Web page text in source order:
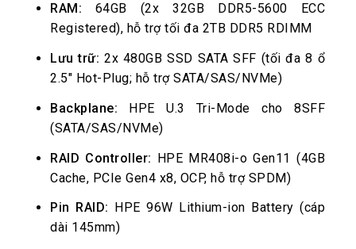
RAM: 64GB (2x 32GB DDR5-5600 ECC
Registered), hỗ trợ tối đa 2TB DDR5 RDIMM
Lưu trữ: 2x 480GB SSD SATA SFF (tối đa 8 ổ
2.5″ Hot-Plug; hỗ trợ SATA/SAS/NVMe)
Backplane: HPE U.3 Tri-Mode cho 8SFF
(SATA/SAS/NVMe)
RAID Controller: HPE MR408i-o Gen11 (4GB
Cache, PCIe Gen4 x8, OCP, hỗ trợ SPDM)
Pin RAID: HPE 96W Lithium-ion Battery (cáp
dài 145mm)